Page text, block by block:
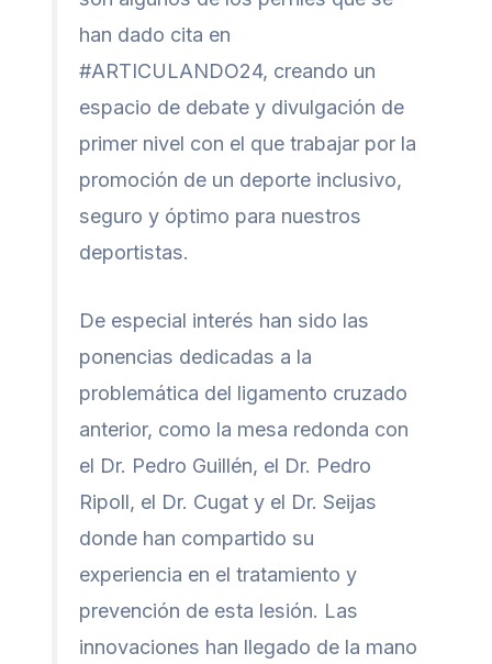
han dado cita en
#ARTICULANDO24, creando un
espacio de debate y divulgación de
primer nivel con el que trabajar por la
promoción de un deporte inclusivo,
seguro y óptimo para nuestros
deportistas.
De especial interés han sido las
ponencias dedicadas a la
problemática del ligamento cruzado
anterior, como la mesa redonda con
el Dr. Pedro Guillén, el Dr. Pedro
Ripoll, el Dr. Cugat y el Dr. Seijas
donde han compartido su
experiencia en el tratamiento y
prevención de esta lesión. Las
innovaciones han llegado de la mano